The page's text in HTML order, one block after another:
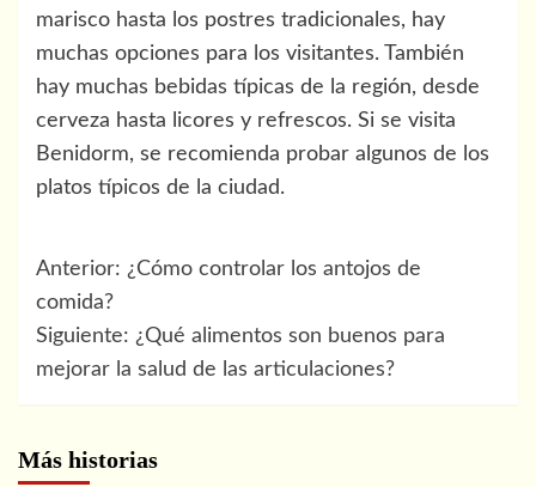
marisco hasta los postres tradicionales, hay
muchas opciones para los visitantes. También
hay muchas bebidas típicas de la región, desde
cerveza hasta licores y refrescos. Si se visita
Benidorm, se recomienda probar algunos de los
platos típicos de la ciudad.
Navegación
de
entradas
Anterior: ¿Cómo controlar los antojos de
comida?
Siguiente: ¿Qué alimentos son buenos para
mejorar la salud de las articulaciones?
Más historias